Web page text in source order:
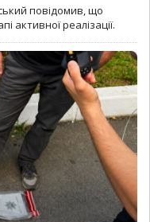
повідомив, що
активної реалізації.